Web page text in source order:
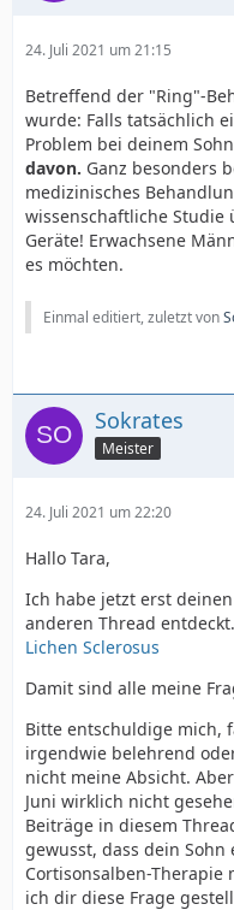
24. Juli 2021 um 21:15
Betreffend der "Ring"-
wurde: Falls tatsächlich
Problem bei deinem
davon. Ganz besonders
medizinisches
wissenschaftliche Studie
Geräte! Erwachsene
es möchten.
Einmal editiert, zuletzt von
Sokrates
Meister
24. Juli 2021 um 22:20
Hallo Tara,
Ich habe jetzt erst
anderen Thread entdeckt.
Lichen Sclerosus
Damit sind alle meine
Bitte entschuldige mich,
irgendwie belehrend
nicht meine Absicht.
Juni wirklich nicht
Beiträge in diesem
gewusst, dass dein
Cortisonsalben-
ich dir diese Frage